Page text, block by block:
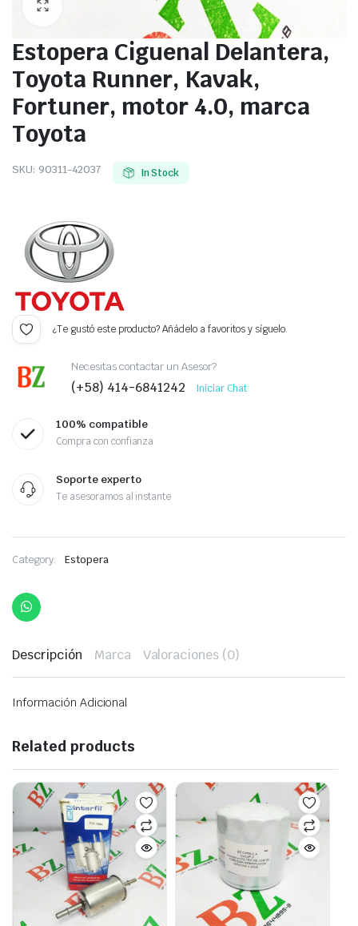
Estopera Ciguenal Delantera,
Toyota Runner, Kavak,
Fortuner, motor 4.0, marca
Toyota
SKU: 90311-42037 In Stock
¿Te gustó este producto? Añádelo a favoritos y síguelo.
Necesitas contactar un Asesor?
(+58) 414-6841242 Iniciar Chat
100% compatible
Compra con confianza
Soporte experto
Te asesoramos al instante
Category: Estopera
Descripción Marca Valoraciones (0)
Información Adicional
Related products